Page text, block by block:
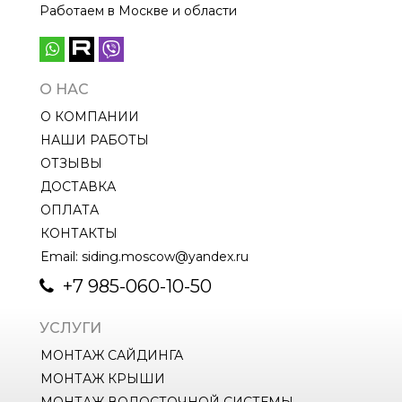
Работаем в Москве и области
О НАС
О КОМПАНИИ
НАШИ РАБОТЫ
ОТЗЫВЫ
ДОСТАВКА
ОПЛАТА
КОНТАКТЫ
Email: siding.moscow@yandex.ru
+7 985-060-10-50
УСЛУГИ
МОНТАЖ САЙДИНГА
МОНТАЖ КРЫШИ